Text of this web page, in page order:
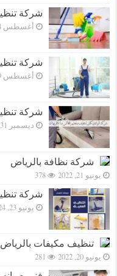
شركة
أغسطس 14, 2023
شركة
أغسطس 19, 2023
شركة
ديسمبر 31, 2021
شركة نظافة بالرياض
يونيو 21, 2022 378
شركة
يونيو 23, 2024
تنظيف مكيفات بالرياض
يونيو 20, 2022 281